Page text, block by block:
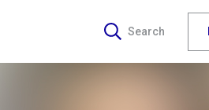
Search